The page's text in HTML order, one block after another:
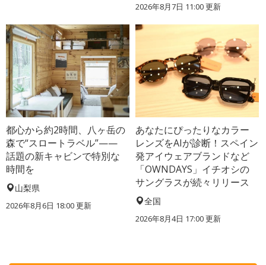
2026年8月7日 11:00更新
都心から約2時間、八ヶ岳の
森で“スロートラベル”——
話題の新キャビンで特別な
時間を
山梨県
2026年8月6日 18:00更新
あなたにぴったりなカラー
レンズをAIが診断！スペイン
発アイウェアブランドなど
「OWNDAYS」イチオシの
サングラスが続々リリース
全国
2026年8月4日 17:00更新